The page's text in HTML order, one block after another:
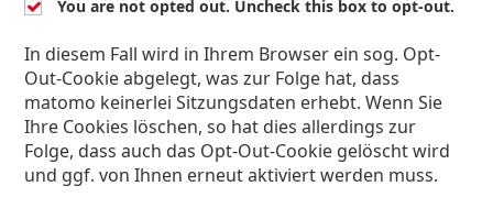
You are not opted out. Uncheck this box to opt-out.
In diesem Fall wird in Ihrem Browser ein sog. Opt-
Out-Cookie abgelegt, was zur Folge hat, dass
matomo keinerlei Sitzungsdaten erhebt. Wenn Sie
Ihre Cookies löschen, so hat dies allerdings zur
Folge, dass auch das Opt-Out-Cookie gelöscht wird
und ggf. von Ihnen erneut aktiviert werden muss.